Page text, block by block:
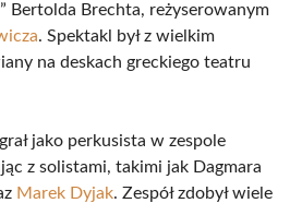
Bertolda Brechta, reżyserowanym
. Spektakl był z wielkim
na deskach greckiego teatru
jako perkusista w zespole
z solistami, takimi jak Dagmara
Marek Dyjak. Zespół zdobył wiele